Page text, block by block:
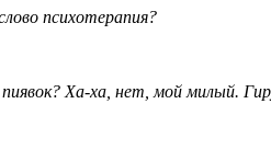
психотерапия?
Ха-ха, нет, мой милый.